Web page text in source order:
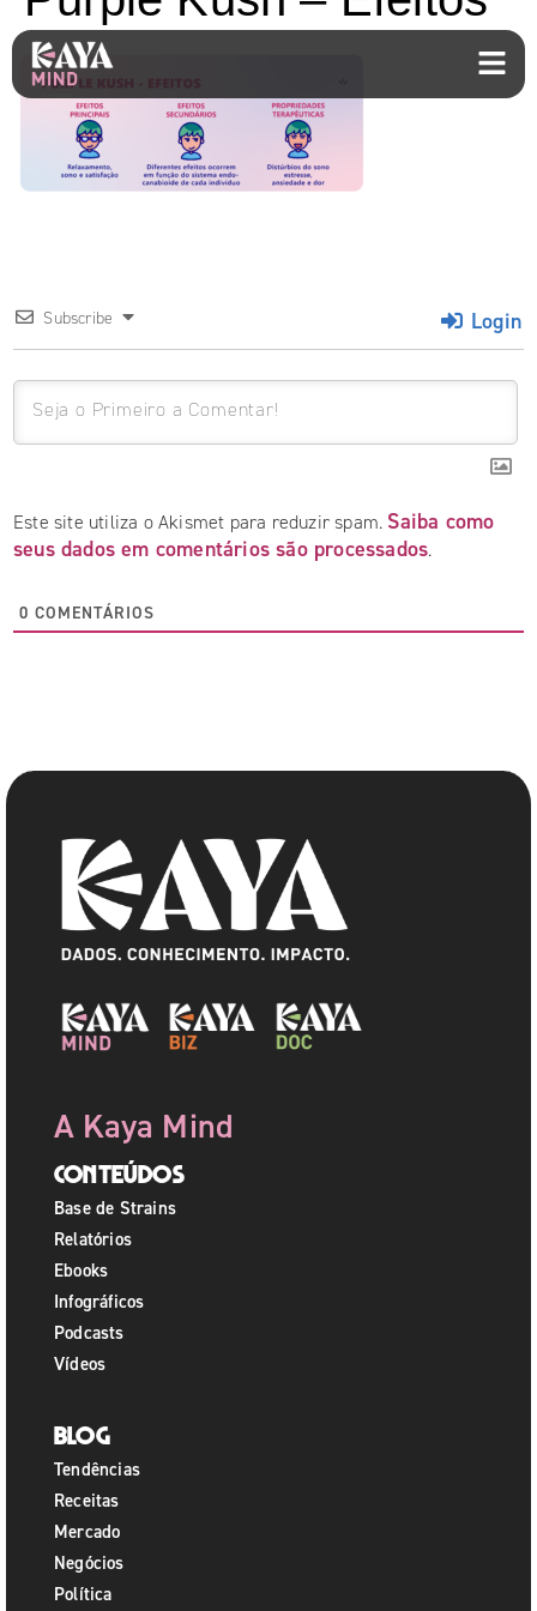
Subscribe Login
Este site utiliza o Akismet para reduzir spam. Saiba como
seus dados em comentários são processados.
0 COMENTÁRIOS
A Kaya Mind
Conteúdos
Base de Strains
Relatórios
Ebooks
Infográficos
Podcasts
Vídeos
Blog
Tendências
Receitas
Mercado
Negócios
Política